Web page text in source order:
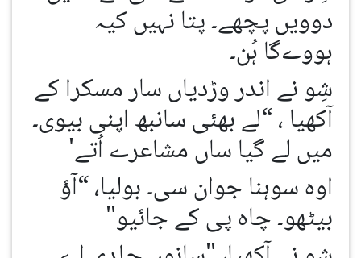
دوویں پچھے۔ پتا نہیں کیہ
ہووےگا ہُن۔
شِو نے اندر وڑدیاں سار مسکرا کے
آکھیا ، “لے بھئی سانبھ اپنی بیوی۔
میں لے گیا ساں مشاعرے اُتے'
اوہ سوہنا جوان سی۔ بولیا، “آؤ
بیٹھو۔ چاہ پی کے جائیو"